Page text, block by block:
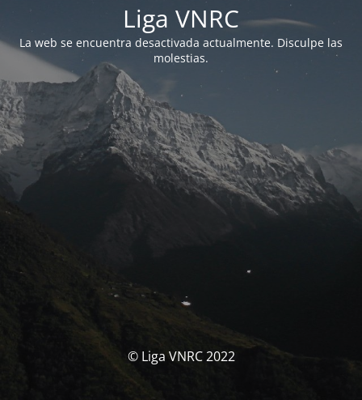
Liga VNRC
La web se encuentra desactivada actualmente. Disculpe las
molestias.
© Liga VNRC 2022